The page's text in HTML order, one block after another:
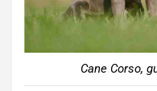
Cane Corso,